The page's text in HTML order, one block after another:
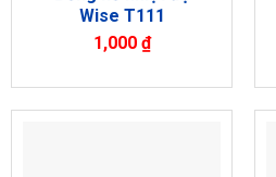
Wise T111
1,000 ₫